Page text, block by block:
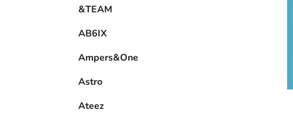
&TEAM
AB6IX
Ampers&One
Astro
Ateez